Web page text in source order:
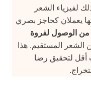
لفيزياء الشعر
يعملان كحاجز بصري
من الوصول لفروة
المستقيم. هذا
أقل لتحقيق رضا